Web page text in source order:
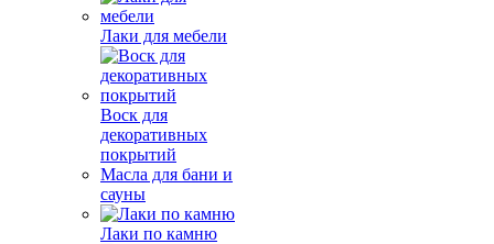
Лаки для мебели
Воск для
декоративных
покрытий
Масла для бани и
сауны
Лаки по камню